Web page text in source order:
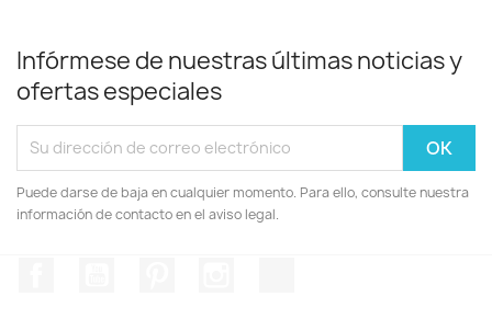
Infórmese de nuestras últimas noticias y
ofertas especiales
Puede darse de baja en cualquier momento. Para ello, consulte nuestra
información de contacto en el aviso legal.